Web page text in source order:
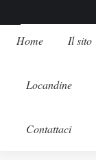
Home Il sito
Locandine
Contattaci